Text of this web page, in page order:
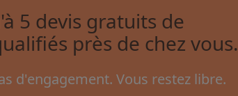
5 devis gratuits de
près de chez vous.
d'engagement. Vous restez libre.